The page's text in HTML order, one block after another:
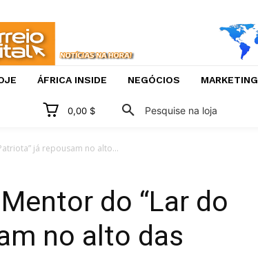
ÁFRICA INSIDE NEGÓCIOS MARKETING
0,00 $ Pesquise na loja
já repousam no alto...
do “Lar do
no alto das